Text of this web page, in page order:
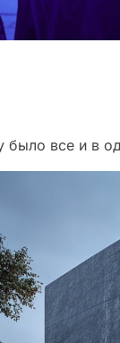
было все и в